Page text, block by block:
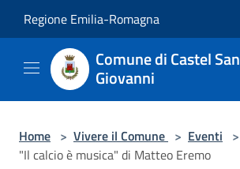
Regione Emilia-Romagna
Comune di Castel San
Giovanni
Home > Vivere il Comune > Eventi >
"Il calcio è musica" di Matteo Eremo